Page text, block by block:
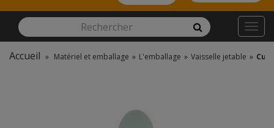
Rechercher Rechercher
Accueil » Matériel et emballage » L'emballage » Vaisselle jetable »